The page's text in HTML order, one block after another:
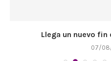
Llega un nuevo fin
07/